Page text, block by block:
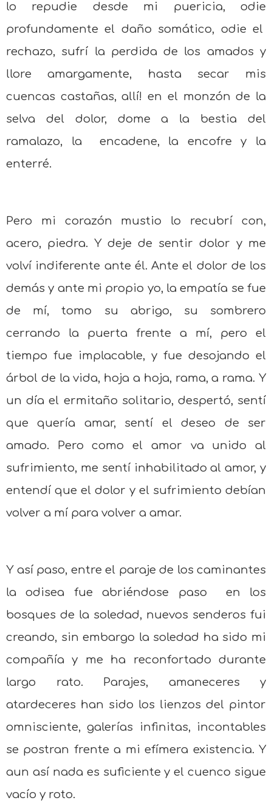
lo repudie desde mi puericia, odie
profundamente el daño somático, odie el
rechazo, sufrí la perdida de los amados y
llore amargamente, hasta secar mis
cuencas castañas, allí! en el monzón de la
selva del dolor, dome a la bestia del
ramalazo, la
encadene, la encofre y la
enterré.
Pero mi corazón mustio lo recubrí con,
acero, piedra. Y deje de sentir dolor y me
volví indiferente ante él. Ante el dolor de los
demás y ante mi propio yo, la empatía se fue
de mí, tomo su abrigo, su sombrero
cerrando la puerta frente a mí, pero el
tiempo fue implacable, y fue desojando el
árbol de la vida, hoja a hoja, rama, a rama. Y
un día el ermitaño solitario, despertó, sentí
que quería amar, sentí el deseo de ser
amado. Pero como el amor va unido al
sufrimiento, me sentí inhabilitado al amor, y
entendí que el dolor y el sufrimiento debían
volver a mí para volver a amar.
Y así paso, entre el paraje de los caminantes
la odisea fue abriéndose paso
en los
bosques de la soledad, nuevos senderos fui
creando, sin embargo la soledad ha sido mi
compañía y me ha reconfortado durante
largo rato. Parajes, amaneceres y
atardeceres han sido los lienzos del pintor
omnisciente, galerías infinitas, incontables
se postran frente a mi efímera existencia. Y
aun así nada es suficiente y el cuenco sigue
vacío y roto.